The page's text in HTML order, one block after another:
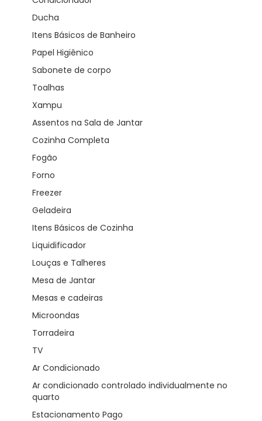
Ducha
Itens Básicos de Banheiro
Papel Higiênico
Sabonete de corpo
Toalhas
Xampu
Assentos na Sala de Jantar
Cozinha Completa
Fogão
Forno
Freezer
Geladeira
Itens Básicos de Cozinha
Liquidificador
Louças e Talheres
Mesa de Jantar
Mesas e cadeiras
Microondas
Torradeira
TV
Ar Condicionado
Ar condicionado controlado individualmente no
quarto
Estacionamento Pago